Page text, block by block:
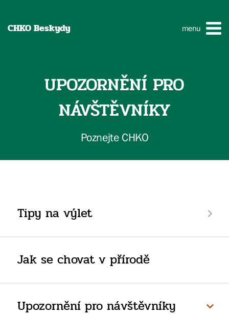
CHKO Beskydy menu
UPOZORNĚNÍ PRO
NÁVŠTĚVNÍKY
Poznejte CHKO
Tipy na výlet
Jak se chovat v přírodě
Upozornění pro návštěvníky